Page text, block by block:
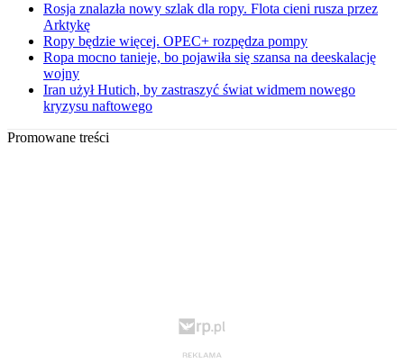
Rosja znalazła nowy szlak dla ropy. Flota cieni rusza przez
Arktykę
Ropy będzie więcej. OPEC+ rozpędza pompy
Ropa mocno tanieje, bo pojawiła się szansa na deeskalację
wojny
Iran użył Hutich, by zastraszyć świat widmem nowego
kryzysu naftowego
Promowane treści